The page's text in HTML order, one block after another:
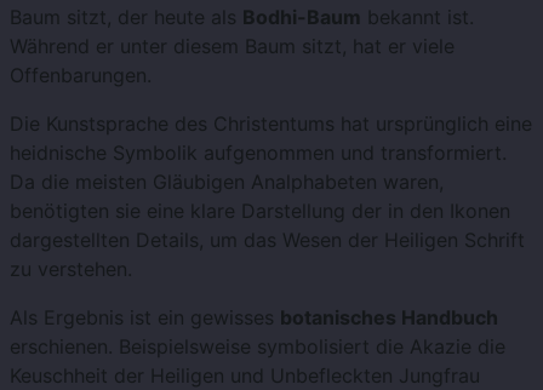
Baum sitzt, der heute als Bodhi-Baum bekannt ist.
Während er unter diesem Baum sitzt, hat er viele
Offenbarungen.
Die Kunstsprache des Christentums hat ursprünglich eine
heidnische Symbolik aufgenommen und transformiert.
Da die meisten Gläubigen Analphabeten waren,
benötigten sie eine klare Darstellung der in den Ikonen
dargestellten Details, um das Wesen der Heiligen Schrift
zu verstehen.
Als Ergebnis ist ein gewisses botanisches Handbuch
erschienen. Beispielsweise symbolisiert die Akazie die
Keuschheit der Heiligen und Unbefleckten Jungfrau